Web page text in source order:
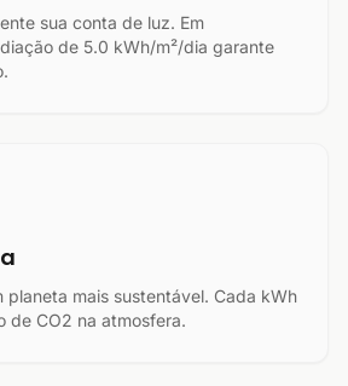
sua conta de luz. Em
de 5.0 kWh/m²/dia garante
planeta mais sustentável. Cada kWh
de CO2 na atmosfera.